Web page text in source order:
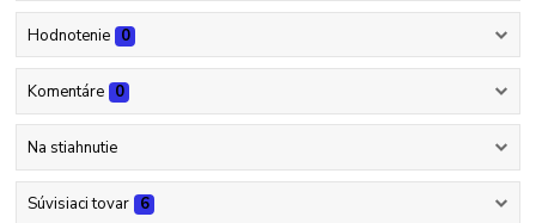
Hodnotenie 0
Komentáre 0
Na stiahnutie
Súvisiaci tovar 6